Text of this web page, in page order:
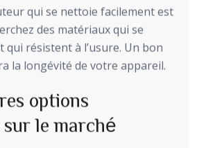
qui se nettoie facilement est
des matériaux qui se
qui résistent à l’usure. Un bon
la longévité de votre appareil.
options
le marché